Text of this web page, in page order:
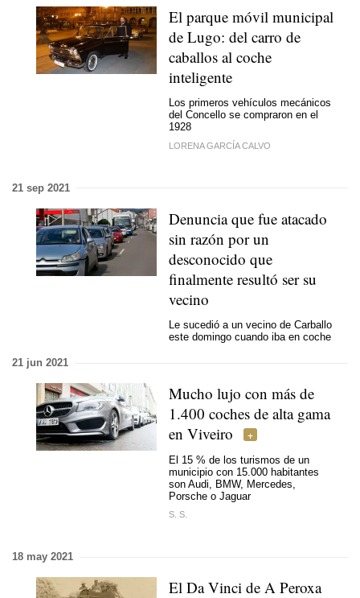
El parque móvil municipal
de Lugo: del carro de
caballos al coche
inteligente
Los primeros vehículos mecánicos
del Concello se compraron en el
1928
LORENA GARCÍA CALVO
21 sep 2021
Denuncia que fue atacado
sin razón por un
desconocido que
finalmente resultó ser su
vecino
Le sucedió a un vecino de Carballo
este domingo cuando iba en coche
21 jun 2021
Mucho lujo con más de
1.400 coches de alta gama
en Viveiro
El 15 % de los turismos de un
municipio con 15.000 habitantes
son Audi, BMW, Mercedes,
Porsche o Jaguar
S. S.
18 may 2021
El Da Vinci de A Peroxa